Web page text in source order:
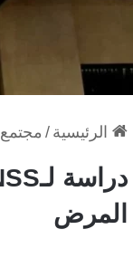
الرئيسية / مجتمع
المرض